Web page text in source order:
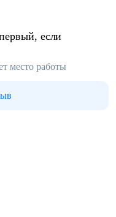
если
место работы